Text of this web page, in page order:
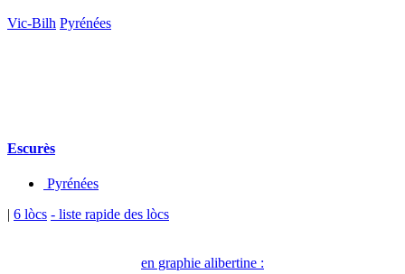
Vic-Bilh Pyrénées
Escurès
Pyrénées
| 6 lòcs - liste rapide des lòcs
en graphie alibertine :